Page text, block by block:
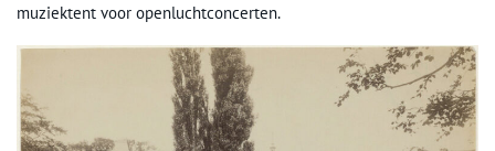
muziektent voor openluchtconcerten.